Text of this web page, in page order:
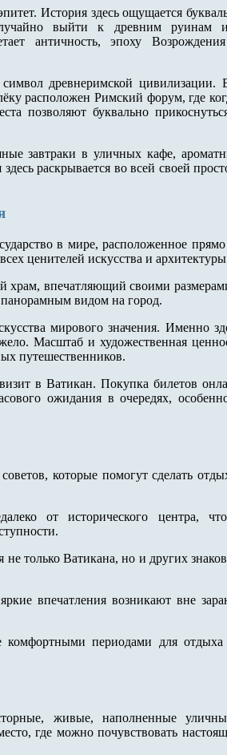
История здесь ощущается
выйти к древним руинам
античность, эпоху
древнеримской цивилизации.
расположен Римский форум, где
позволяют буквально
завтраки в уличных кафе,
раскрывается во всей своей
в мире, расположенное
ценителей искусства и
храм, впечатляющий своими
видом на город.
мирового значения. Именно
Масштаб и художественная
путешественников.
в Ватикан. Покупка билетов
ожидания в очередях,
которые помогут сделать
от исторического центра,
не только Ватикана, но и других
впечатления возникают вне
комфортными периодами для
живые, наполненные
где можно почувствовать